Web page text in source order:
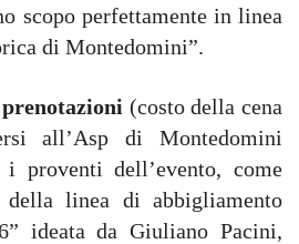
scopo perfettamente in linea
di Montedomini”.
(costo della cena
all’Asp di Montedomini
i proventi dell’evento, come
linea di abbigliamento
ideata da Giuliano Pacini,